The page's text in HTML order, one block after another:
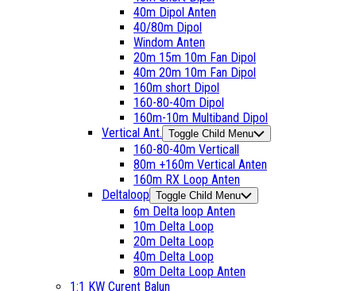
40m Dipol Anten
40/80m Dipol
Windom Anten
20m 15m 10m Fan Dipol
40m 20m 10m Fan Dipol
160m short Dipol
160-80-40m Dipol
160m-10m Multiband Dipol
Vertical Ant. Toggle Child Menu
160-80-40m Verticall
80m +160m Vertical Anten
160m RX Loop Anten
Deltaloop Toggle Child Menu
6m Delta loop Anten
10m Delta Loop
20m Delta Loop
40m Delta Loop
80m Delta Loop Anten
1:1 KW Curent Balun